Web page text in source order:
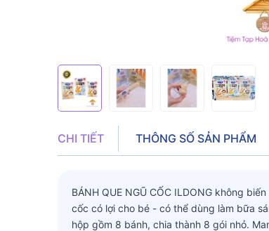
CHI TIẾT THÔNG SỐ SẢN PHẨM
BÁNH QUE NGŨ CỐC ILDONG không
cốc có lợi cho bé - có thể dùng làm bữa
hộp gồm 8 bánh, chia thành 8 gói nhỏ.